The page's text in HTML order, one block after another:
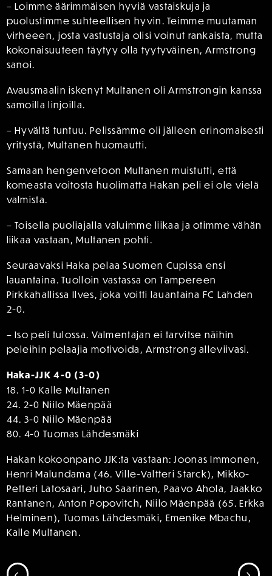
– Loimme äärimmäisen hyviä vastaiskuja ja
puolustimme suhteellisen hyvin. Teimme muutaman
virheeen, josta vastustaja olisi voinut rankaista, mutta
kokonaisuuteen täytyy olla tyytyväinen, Armstrong
sanoi.
Avausmaalin iskenyt Multanen oli Armstrongin kanssa
samoilla linjoilla.
– Hyvältä tuntuu. Pelissämme oli jälleen erinomaisesti
yritystä, Multanen huomautti.
Samaan hengenvetoon Multanen muistutti, että
komeasta voitosta huolimatta Hakan peli ei ole vielä
valmista.
– Toisella puoliajalla valuimme liikaa ja otimme vähän
liikaa vastaan, Multanen pohti.
Seuraavaksi Haka pelaa Suomen Cupissa ensi
lauantaina. Tuolloin vastassa on Tampereen
Pirkkahallissa Ilves, joka voitti lauantaina FC Lahden
2-0.
– Iso peli tulossa. Valmentajan ei tarvitse näihin
peleihin pelaajia motivoida, Armstrong alleviivasi.
Haka-JJK 4-0 (3-0)
18. 1-0 Kalle Multanen
24. 2-0 Niilo Mäenpää
44. 3-0 Niilo Mäenpää
80. 4-0 Tuomas Lähdesmäki
Hakan kokoonpano JJK:ta vastaan: Joonas Immonen,
Henri Malundama (46. Ville-Valtteri Starck), Mikko-
Petteri Latosaari, Juho Saarinen, Paavo Ahola, Jaakko
Rantanen, Anton Popovitch, Niilo Mäenpää (65. Erkka
Helminen), Tuomas Lähdesmäki, Emenike Mbachu,
Kalle Multanen.